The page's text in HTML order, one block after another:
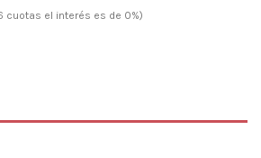
cuotas el interés es de 0%)